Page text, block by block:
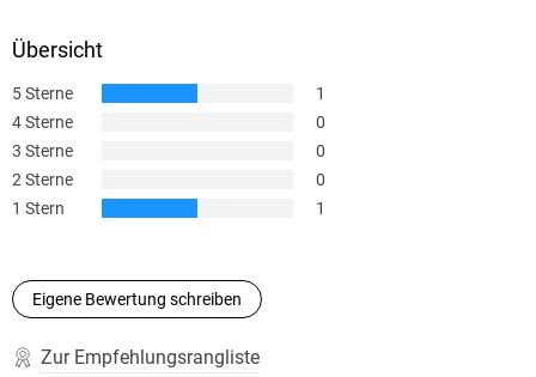
Übersicht
5 Sterne
1
4 Sterne
0
3 Sterne
0
2 Sterne
0
1 Stern
1
Eigene Bewertung schreiben
Zur Empfehlungsrangliste